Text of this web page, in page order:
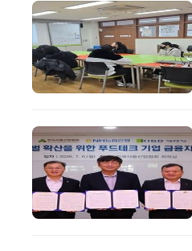
거미줄 쏘고 자동 회수까지…현실판 스파이더맨 웹 슈터